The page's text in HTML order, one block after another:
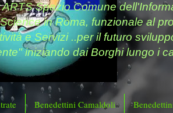
ARTS Spazio Comune
in Roma, funzionale al
e Servizi ..per il futuro
iniziando dai Borghi lungo i
Benedettini Camaldoli